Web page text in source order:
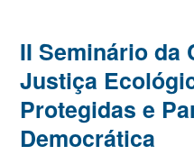
II Seminário da
Justiça
Protegidas e
Democrática